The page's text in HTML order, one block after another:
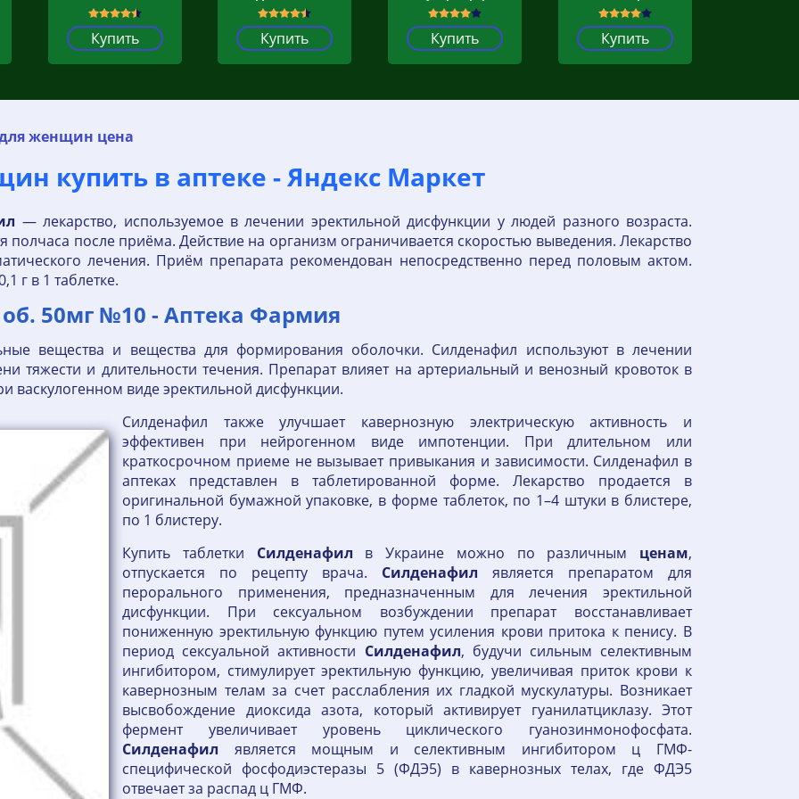
Купить Купить Купить Купить
женщин цена
купить в аптеке - Яндекс Маркет
— лекарство, используемое в лечении эректильной дисфункции у людей разного возраста.
полчаса после приёма. Действие на организм ограничивается скоростью выведения. Лекарство
лечения. Приём препарата рекомендован непосредственно перед половым актом.
г в 1 таблетке.
50мг №10 - Аптека Фармия
вещества и вещества для формирования оболочки. Силденафил используют в лечении
тяжести и длительности течения. Препарат влияет на артериальный и венозный кровоток в
васкулогенном виде эректильной дисфункции.
Силденафил также улучшает кавернозную электрическую активность и
эффективен при нейрогенном виде импотенции. При длительном или
краткосрочном приеме не вызывает привыкания и зависимости. Силденафил в
аптеках представлен в таблетированной форме. Лекарство продается в
оригинальной бумажной упаковке, в форме таблеток, по 1–4 штуки в блистере,
по 1 блистеру.
Купить таблетки Силденафил в Украине можно по различным ценам,
отпускается по рецепту врача. Силденафил является препаратом для
перорального применения, предназначенным для лечения эректильной
дисфункции. При сексуальном возбуждении препарат восстанавливает
пониженную эректильную функцию путем усиления крови притока к пенису. В
период сексуальной активности Силденафил, будучи сильным селективным
ингибитором, стимулирует эректильную функцию, увеличивая приток крови к
кавернозным телам за счет расслабления их гладкой мускулатуры. Возникает
высвобождение диоксида азота, который активирует гуанилатциклазу. Этот
фермент увеличивает уровень циклического гуанозинмонофосфата.
Силденафил является мощным и селективным ингибитором ц ГМФ-
специфической фосфодиэстеразы 5 (ФДЭ5) в кавернозных телах, где ФДЭ5
отвечает за распад ц ГМФ.